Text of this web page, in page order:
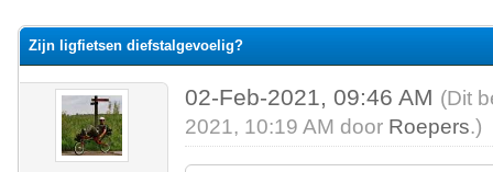
Zijn ligfietsen diefstalgevoelig?
02-Feb-2021, 09:46 AM (Dit
2021, 10:19 AM door Roepers.)